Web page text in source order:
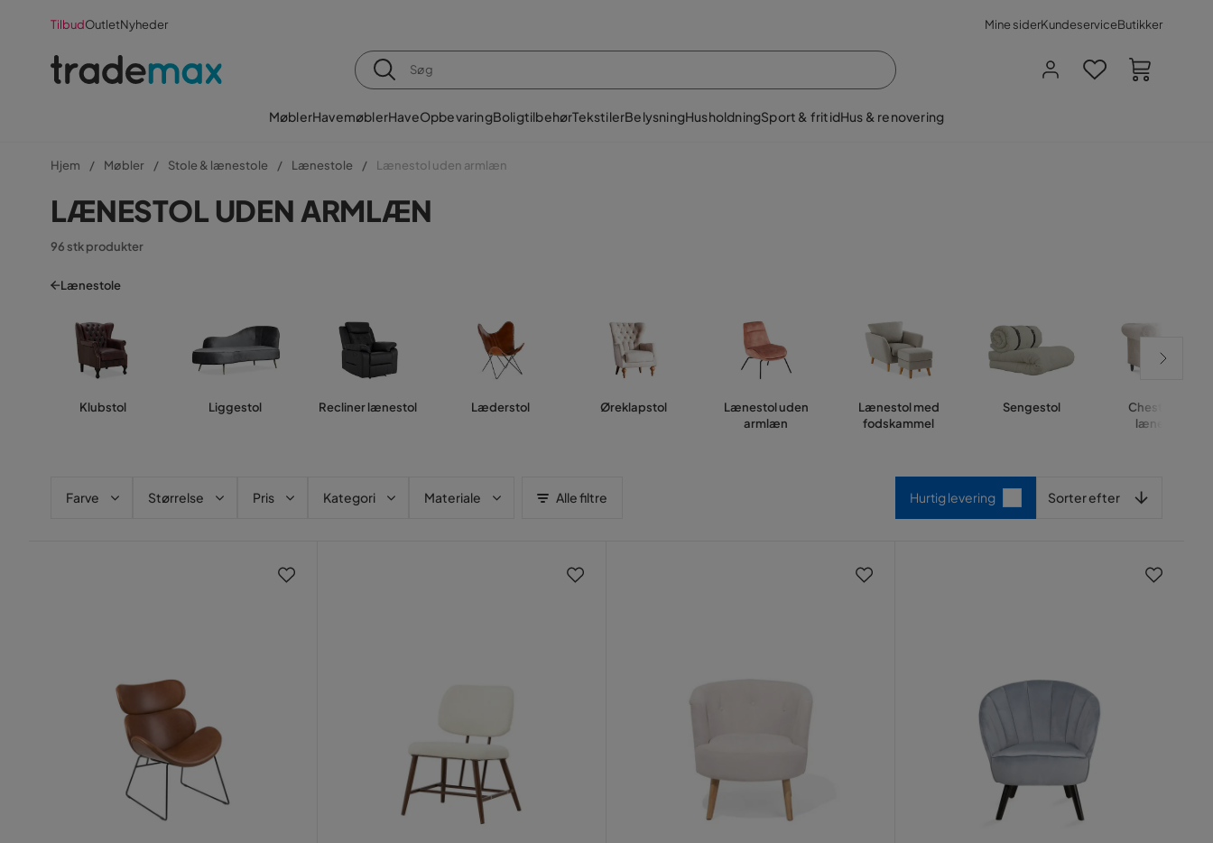
TilbudOutletNyheder Mine siderKundeserviceButikker
MøblerHavemøblerHaveOpbevaringBoligtilbehørTekstilerBelysningHusholdningSport & fritidHus & renovering
Hjem Møbler Stole & lænestole Lænestole Lænestol uden armlæn
LÆNESTOL UDEN ARMLÆN
96 stk produkter
Lænestole
Klubstol Liggestol Recliner lænestol Læderstol Øreklapstol
Lænestol uden
armlæn
Lænestol med
fodskammel
Sengestol
Chesterfield
lænestole
Farve Størrelse Pris Kategori Materiale Alle filtre Hurtig levering Sorter efter